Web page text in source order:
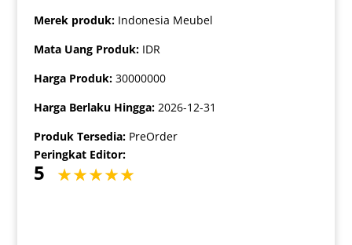
Merek produk: Indonesia Meubel
Mata Uang Produk: IDR
Harga Produk: 30000000
Harga Berlaku Hingga: 2026-12-31
Produk Tersedia: PreOrder
Peringkat Editor:
5